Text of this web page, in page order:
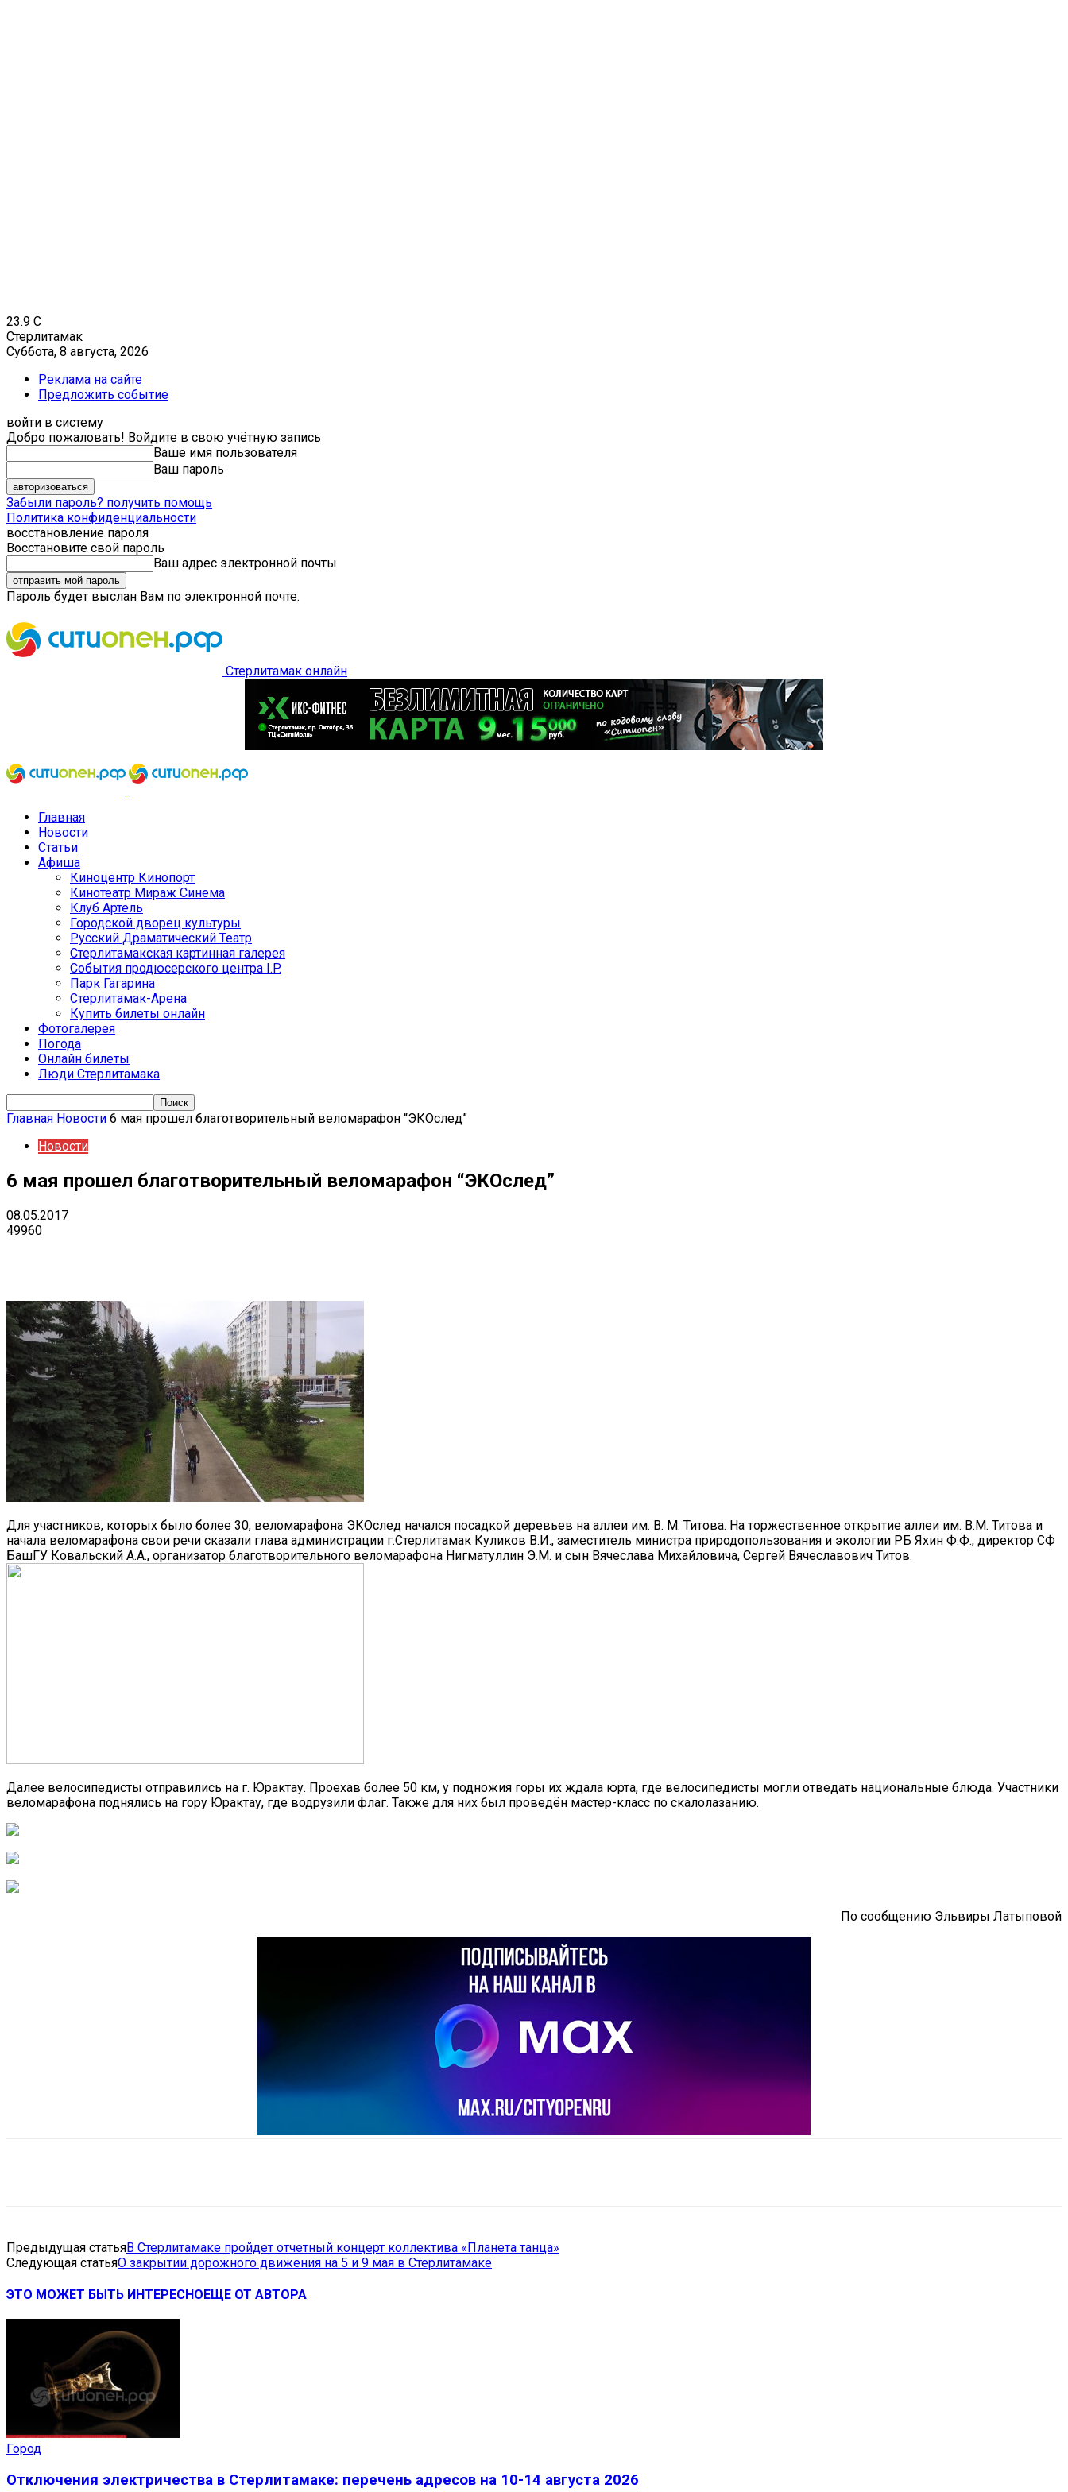
23.9 C
Стерлитамак
Суббота, 8 августа, 2026
Реклама на сайте
Предложить событие
войти в систему
Добро пожаловать! Войдите в свою учётную запись
Ваше имя пользователя
Ваш пароль
Забыли пароль? получить помощь
Политика конфиденциальности
восстановление пароля
Восстановите свой пароль
Ваш адрес электронной почты
Пароль будет выслан Вам по электронной почте.
Стерлитамак онлайн
Главная
Новости
Статьи
Афиша
Киноцентр Кинопорт
Кинотеатр Мираж Синема
Клуб Артель
Городской дворец культуры
Русский Драматический Театр
Стерлитамакская картинная галерея
События продюсерского центра I.P.
Парк Гагарина
Стерлитамак-Арена
Купить билеты онлайн
Фотогалерея
Погода
Онлайн билеты
Люди Стерлитамака
Главная Новости 6 мая прошел благотворительный веломарафон “ЭКОслед”
Новости
6 мая прошел благотворительный веломарафон “ЭКОслед”
08.05.2017
49960
Для участников, которых было более 30, веломарафона ЭКОслед начался посадкой деревьев на аллеи им. В. М. Титова. На торжественное открытие аллеи им. В.М. Титова и
начала веломарафона свои речи сказали глава администрации г.Стерлитамак Куликов В.И., заместитель министра природопользования и экологии РБ Яхин Ф.Ф., директор СФ
БашГУ Ковальский А.А., организатор благотворительного веломарафона Нигматуллин Э.М. и сын Вячеслава Михайловича, Сергей Вячеславович Титов.
Далее велосипедисты отправились на г. Юрактау. Проехав более 50 км, у подножия горы их ждала юрта, где велосипедисты могли отведать национальные блюда. Участники
веломарафона поднялись на гору Юрактау, где водрузили флаг. Также для них был проведён мастер-класс по скалолазанию.
По сообщению Эльвиры Латыповой
Предыдущая статьяВ Стерлитамаке пройдет отчетный концерт коллектива «Планета танца»
Следующая статьяО закрытии дорожного движения на 5 и 9 мая в Стерлитамаке
ЭТО МОЖЕТ БЫТЬ ИНТЕРЕСНОЕЩЕ ОТ АВТОРА
Город
Отключения электричества в Стерлитамаке: перечень адресов на 10-14 августа 2026